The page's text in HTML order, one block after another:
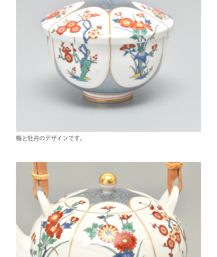
梅と牡丹のデザインです。